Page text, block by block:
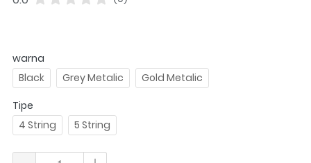
warna
Black
Grey Metalic
Gold Metalic
Tipe
4 String
5 String